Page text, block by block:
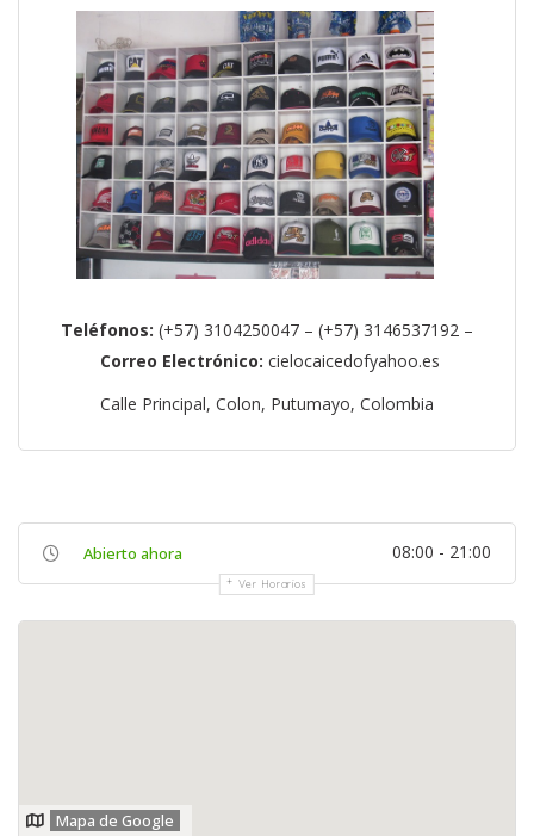
Teléfonos: (+57) 3104250047 – (+57) 3146537192 –
Correo Electrónico: cielocaicedofyahoo.es
Calle Principal, Colon, Putumayo, Colombia
Abierto ahora 08:00 - 21:00
Ver Horarios
Mapa de Google